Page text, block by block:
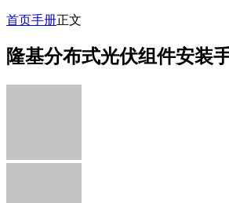
首页手册正文
隆基分布式光伏组件安装